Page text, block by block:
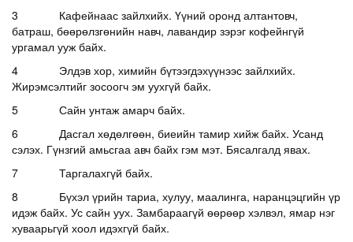
3 Кафейнаас зайлхийх. Үүний оронд алтантовч,
батраш, бөөрөлзгөнийн навч, лавандир зэрэг кофейнгүй
ургамал ууж байх.
4 Элдэв хор, химийн бүтээгдэхүүнээс зайлхийх.
Жирэмсэлтийг зосоогч эм уухгүй байх.
5 Сайн унтаж амарч байх.
6 Дасгал хөдөлгөөн, биеийн тамир хийж байх. Усанд
сэлэх. Гүнзгий амьсгаа авч байх гэм мэт. Бясалгалд явах.
7 Таргалахгүй байх.
8 Бүхэл үрийн тариа, хулуу, маалинга, наранцэцгийн үр
идэж байх. Ус сайн уух. Замбараагүй өөрөөр хэлвэл, ямар нэг
хуваарьгүй хоол идэхгүй байх.